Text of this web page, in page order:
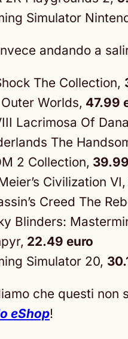
Simulator
andando a
The Collection,
Worlds, 47.99
Lacrimosa Of
The
2 Collection,
Civilization VI,
Creed The
Blinders:
22.49 euro
Simulator 20,
che questi non
eShop!